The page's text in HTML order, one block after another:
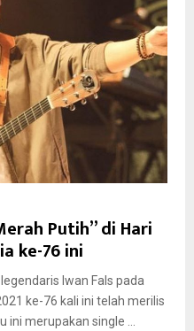
Putih” di Hari
ke-76 ini
Iwan Fals pada
ke-76 kali ini telah merilis
ini merupakan single ...